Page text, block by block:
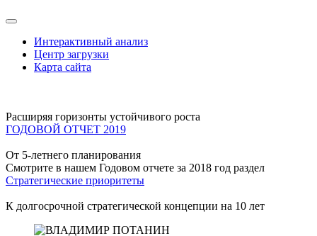
Интерактивный анализ
Центр загрузки
Карта сайта
Расширяя горизонты устойчивого роста
ГОДОВОЙ ОТЧЕТ 2019
От 5-летнего планирования
Смотрите в нашем Годовом отчете за 2018 год раздел
Стратегические приоритеты
К долгосрочной стратегической концепции на 10 лет